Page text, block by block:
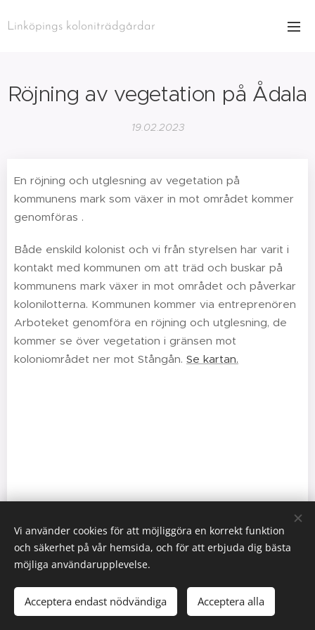
Linköpings koloniträdgårdar
Röjning av vegetation på Ådala
19.02.2023
En röjning och utglesning av vegetation på
kommunens mark som växer in mot området kommer
genomföras .
Både enskild kolonist och vi från styrelsen har varit i
kontakt med kommunen om att träd och buskar på
kommunens mark växer in mot området och påverkar
kolonilotterna. Kommunen kommer via entreprenören
Arboteket genomföra en röjning och utglesning, de
kommer se över vegetation i gränsen mot
koloniområdet ner mot Stångån. Se kartan.
info@kolonisten.se
Cookies
Vi använder cookies för att möjliggöra en korrekt funktion
och säkerhet på vår hemsida, och för att erbjuda dig bästa
möjliga användarupplevelse.
Acceptera endast nödvändiga Acceptera alla